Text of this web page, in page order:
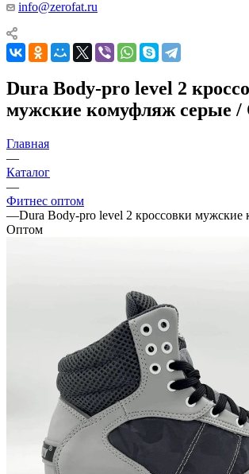
info@zerofat.ru
Dura Body-pro level 2
мужские комуфляж серые
Главная
—
Каталог
—
Фитнес оптом
—Dura Body-pro level 2 кроссовки мужские
Оптом